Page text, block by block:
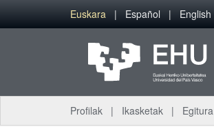
Eduki nagusira joan
Euskara Español English
Profilak Ikasketak Egitura